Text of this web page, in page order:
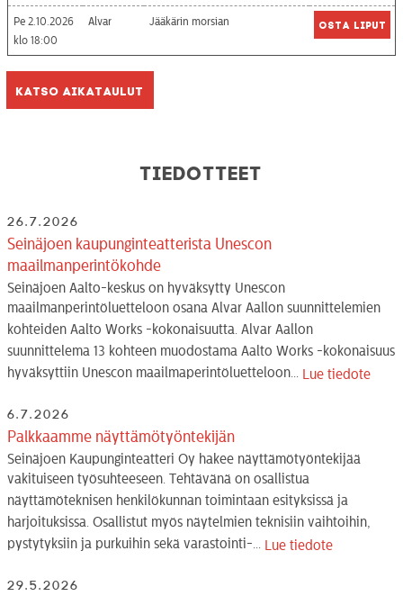
Pe 2.10.2026
18:00
Alvar Jääkärin morsian Osta liput
Katso aikataulut
Tiedotteet
26.7.2026
Seinäjoen kaupunginteatterista Unescon
maailmanperintökohde
Seinäjoen Aalto-keskus on hyväksytty Unescon
maailmanperintöluetteloon osana Alvar Aallon suunnittelemien
kohteiden Aalto Works -kokonaisuutta. Alvar Aallon
suunnittelema 13 kohteen muodostama Aalto Works -kokonaisuus
hyväksyttiin Unescon maailmaperintöluetteloon... Lue tiedote
6.7.2026
Palkkaamme näyttämötyöntekijän
Seinäjoen Kaupunginteatteri Oy hakee näyttämötyöntekijää
vakituiseen työsuhteeseen. Tehtävänä on osallistua
näyttämöteknisen henkilökunnan toimintaan esityksissä ja
harjoituksissa. Osallistut myös näytelmien teknisiin vaihtoihin,
pystytyksiin ja purkuihin sekä varastointi-... Lue tiedote
29.5.2026